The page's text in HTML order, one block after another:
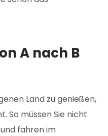
A nach B
Land zu genießen,
So müssen Sie nicht
fahren im